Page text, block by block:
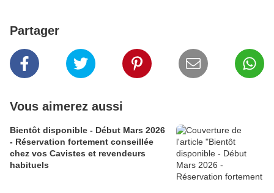
Partager
Vous aimerez aussi
Bientôt disponible - Début Mars 2026
- Réservation fortement conseillée
chez vos Cavistes et revendeurs
habituels